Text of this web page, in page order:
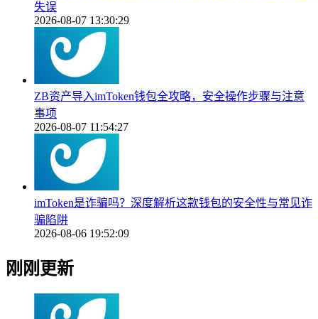
失误
2026-08-07 13:30:29
ZB资产导入imToken钱包全攻略，安全操作步骤与注意
事项
2026-08-07 11:54:27
imToken是诈骗吗？深度解析这款钱包的安全性与常见诈
骗陷阱
2026-08-06 19:52:09
刚刚更新